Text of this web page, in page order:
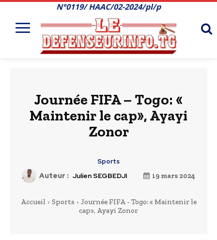
N°0119/ HAAC/02-2024/pl/p
Journée FIFA – Togo: «
Maintenir le cap», Ayayi
Zonor
Sports
Auteur : Julien SEGBEDJI 19 mars 2024
Accueil Sports
Journée FIFA - Togo: « Maintenir le
cap», Ayayi Zonor